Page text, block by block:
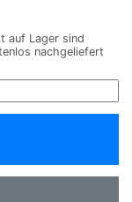
auf Lager sind
nachgeliefert